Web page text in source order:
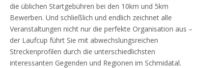
die üblichen Startgebühren bei den 10km und 5km
Bewerben. Und schließlich und endlich zeichnet alle
Veranstaltungen nicht nur die perfekte Organisation aus –
der Laufcup führt Sie mit abwechslungsreichen
Streckenprofilen durch die unterschiedlichsten
interessanten Gegenden und Regionen im Schmidatal.